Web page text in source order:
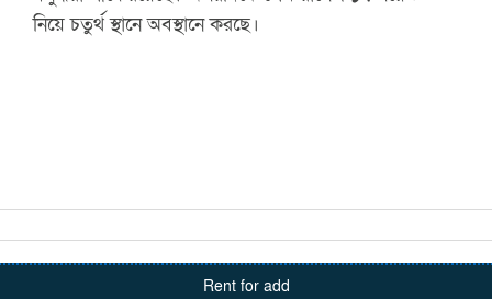
নিয়ে চতুর্থ স্থানে অবস্থানে করছে।
Rent for add